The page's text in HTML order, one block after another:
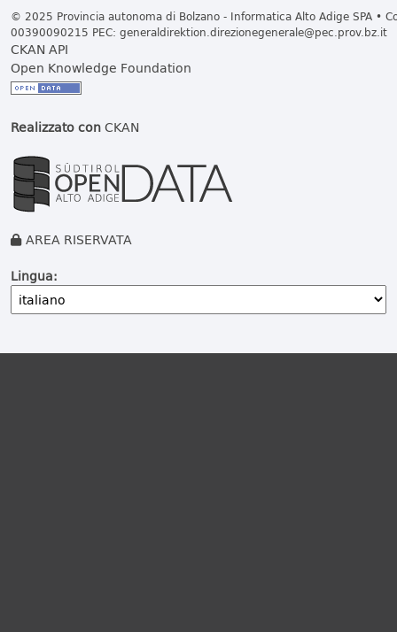
© 2025 Provincia autonoma di Bolzano - Informatica Alto Adige SPA •
00390090215 PEC: generaldirektion.direzionegenerale@pec.prov.bz.it
CKAN API
Open Knowledge Foundation
Realizzato conCKAN
AREA RISERVATA
Lingua